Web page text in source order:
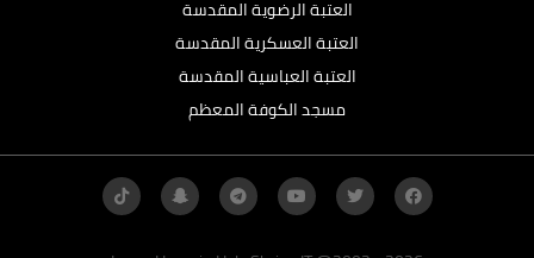
العتبة الرضوية المقدسة
العتبة العسكرية المقدسة
العتبة العباسية المقدسة
مسجد الكوفة المعظم